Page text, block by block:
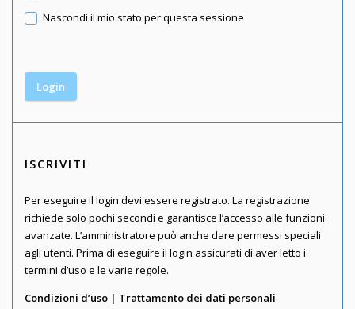
Nascondi il mio stato per questa sessione
ISCRIVITI
Per eseguire il login devi essere registrato. La registrazione
richiede solo pochi secondi e garantisce l’accesso alle funzioni
avanzate. L’amministratore può anche dare permessi speciali
agli utenti. Prima di eseguire il login assicurati di aver letto i
termini d’uso e le varie regole.
Condizioni d’uso | Trattamento dei dati personali